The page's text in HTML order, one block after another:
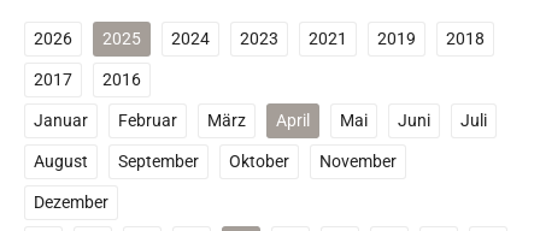
2026 2025 2024 2023 2021 2019
2018
2017
2016
Januar
Februar März April Mai Juni
Juli
August
September Oktober
November
Dezember